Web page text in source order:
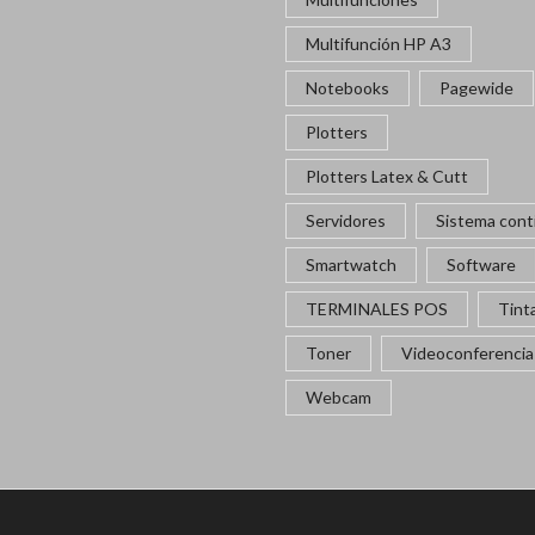
Multifunción HP A3
Notebooks Pagewide
Plotters
Plotters Latex & Cutt
Servidores Sistema
Smartwatch Software
TERMINALES POS
Toner Videoconferencia
Webcam